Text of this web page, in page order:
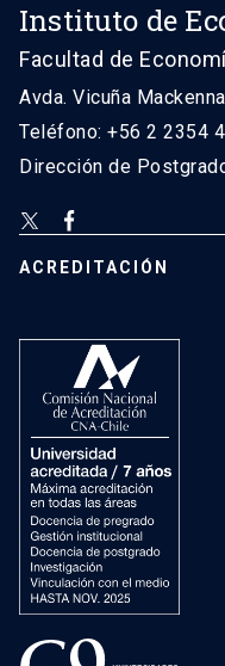
Instituto de
Facultad de
Avda. Vicuña
Teléfono: +56 2 2354
Dirección de
ACREDITACIÓN